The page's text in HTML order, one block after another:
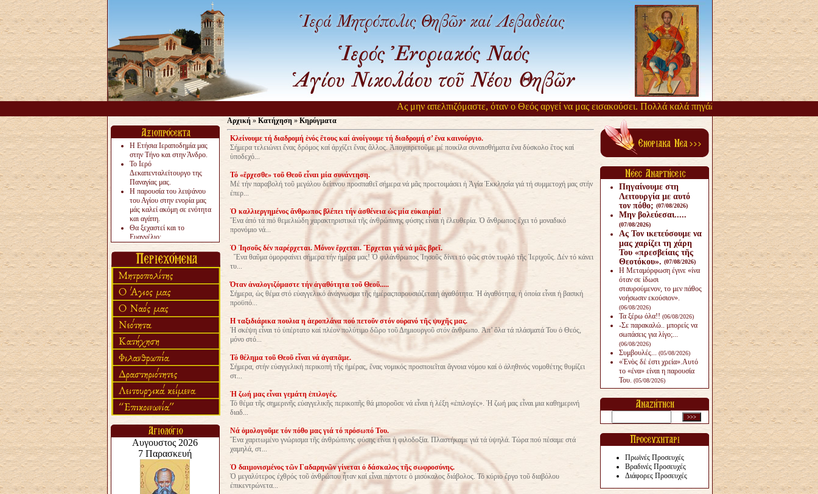
Ας μην απελπιζόμαστε, όταν ο Θεός αργεί να μας εισακούσει. Πολλά καλά πηγάζουν, από την αργοπορία αυτή.
Η Ετήσια Ιεραποδημία μας
στην Τήνο και στην Άνδρο.
Το Ιερό
Δεκαπενταλείτουργο της
Παναγίας μας.
Η παρουσία του λειψάνου
του Αγίου στην ενορία μας
μάς καλεί ακόμη σε ενότητα
και αγάπη.
Θα ξεχαστεί και το
Ευαγγέλιο;
«πολύ αργά».
Ζητείται....
Αρχική» Κατήχηση» Κηρύγματα
Κλείνουμε τή διαδρομή ἑνός ἔτους καί ἀνοίγουμε τή διαδρομή σ’ ἕνα καινούργιο.
Σήμερα τελειώνει ἕνας δρόμος καί ἀρχίζει ἕνας ἄλλος. Ἀποχαιρετοῦμε μέ ποικίλα συναισθήματα ἕνα δύσκολο ἔτος καί
ὑποδεχό...
Τό «ἔρχεσθε» τοῦ Θεοῦ εἶναι μία συνάντηση.
Μέ τήν παραβολή τοῦ μεγάλου δείπνου προσπαθεῖ σήμερα νά μᾶς προετοιμάσει ἡ Ἁγία Ἐκκλησία γιά τή συμμετοχή μας στήν
ἐπερ...
Ὁ καλλιεργημένος ἄνθρωπος βλέπει τήν ἀσθένεια ὡς μία εὐκαιρία!
Ἕνα ἀπό τά πιό θεμελιώδη χαρακτηριστικά τῆς ἀνθρώπινης φύσης εἶναι ἡ ἐλευθερία. Ὁ ἄνθρωπος ἔχει τό μοναδικό
προνόμιο νά...
Ὁ Ἰησοῦς δέν παρέρχεται. Μόνον ἔρχεται. Ἔρχεται γιά νά μᾶς βρεῖ.
Ἕνα θαῦμα ὀμορφαίνει σήμερα τήν ἡμέρα μας! Ὁ φιλάνθρωπος Ἰησοῦς δίνει τό φῶς στόν τυφλό τῆς Ἱεριχοῦς. Δέν τό κάνει
τυ...
Όταν ἀναλογιζόμαστε τήν ἀγαθότητα τοῦ Θεοῦ.....
Σήμερα, ὡς θέμα στό εὐαγγελικό ἀνάγνωσμα τῆς ἡμέραςπαρουσιάζεταιἡ ἀγαθότητα. Ἡ ἀγαθότητα, ἡ ὁποία εἶναι ἡ βασική
προϋπό...
Η ταξιδιάρικα πουλια η ἀεροπλάνα πού πετοῦν στόν οὐρανό τῆς ψυχῆς μας.
Ἡ σκέψη εἶναι τό ὑπέρτατο καί πλέον πολύτιμο δῶρο τοῦ Δημιουργοῦ στόν ἄνθρωπο. Ἀπ’ ὅλα τά πλάσματά Του ὁ Θεός,
μόνο στό...
Τό θέλημα τοῦ Θεοῦ εἶναι νά ἀγαπᾶμε.
Σήμερα, στήν εὐαγγελική περικοπή τῆς ἡμέρας, ἕνας νομικός προσποιεῖται ἄγνοια νόμου καί ὁ ἀληθινός νομοθέτης θυμίζει
στ...
Ἡ ζωή μας εἶναι γεμάτη ἐπιλογές.
Τό θέμα τῆς σημερινῆς εὐαγγελικῆς περικοπῆς θά μποροῦσε νά εἶναι ἡ λέξη «ἐπιλογές». Ἡ ζωή μας εἶναι μια καθημερινή
διαδ...
Νά ὁμολογοῦμε τόν πόθο μας γιά τό πρόσωπό Του.
Ἕνα χαριτωμένο γνώρισμα τῆς ἀνθρώπινης φύσης εἶναι ἡ φιλοδοξία. Πλαστήκαμε γιά τά ὑψηλά. Τώρα πού πέσαμε στά
χαμηλά, στ...
Ὁ δαιμονισμένος τῶν Γαδαρηνῶν γίνεται ὁ δάσκαλος τῆς σωφροσύνης.
Ὁ μεγαλύτερος ἐχθρός τοῦ ἀνθρώπου ἦταν καί εἶναι πάντοτε ὁ μισόκαλος διάβολος. Τό κύριο ἔργο τοῦ διαβόλου
ἐπικεντρώνετα...
Πηγαίνουμε στη
Λειτουργία με αυτό
τον πόθο; (07/08/2026)
Μην βολεύεσαι.....
(07/08/2026)
Ας Τον ικετεύσουμε να
μας χαρίζει τη χάρη
Του «πρεσβείαις τῆς
Θεοτόκου». (07/08/2026)
Η Μεταμόρφωση έγινε «ίνα
όταν σε ίδωσι
σταυρούμενον, το μεν πάθος
νοήσωσιν εκούσιον».
(06/08/2026)
Τα ξέρω όλα!! (06/08/2026)
-Σε παρακαλώ.. μπορείς να
σωπάσεις για λίγο;...
(06/08/2026)
Συμβουλές... (05/08/2026)
«Ἑνὸς δέ ἐστι χρεία».Αυτό
το «ένα» είναι η παρουσία
Του. (05/08/2026)
Πρωϊνές Προσευχές
Βραδινές Προσευχές
Διάφορες Προσευχές